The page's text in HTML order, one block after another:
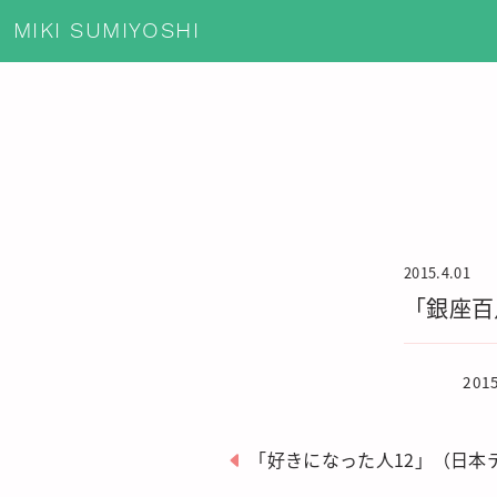
MIKI SUMIYOSHI
2015.4.01
「銀座
「好きになった人12」（日本